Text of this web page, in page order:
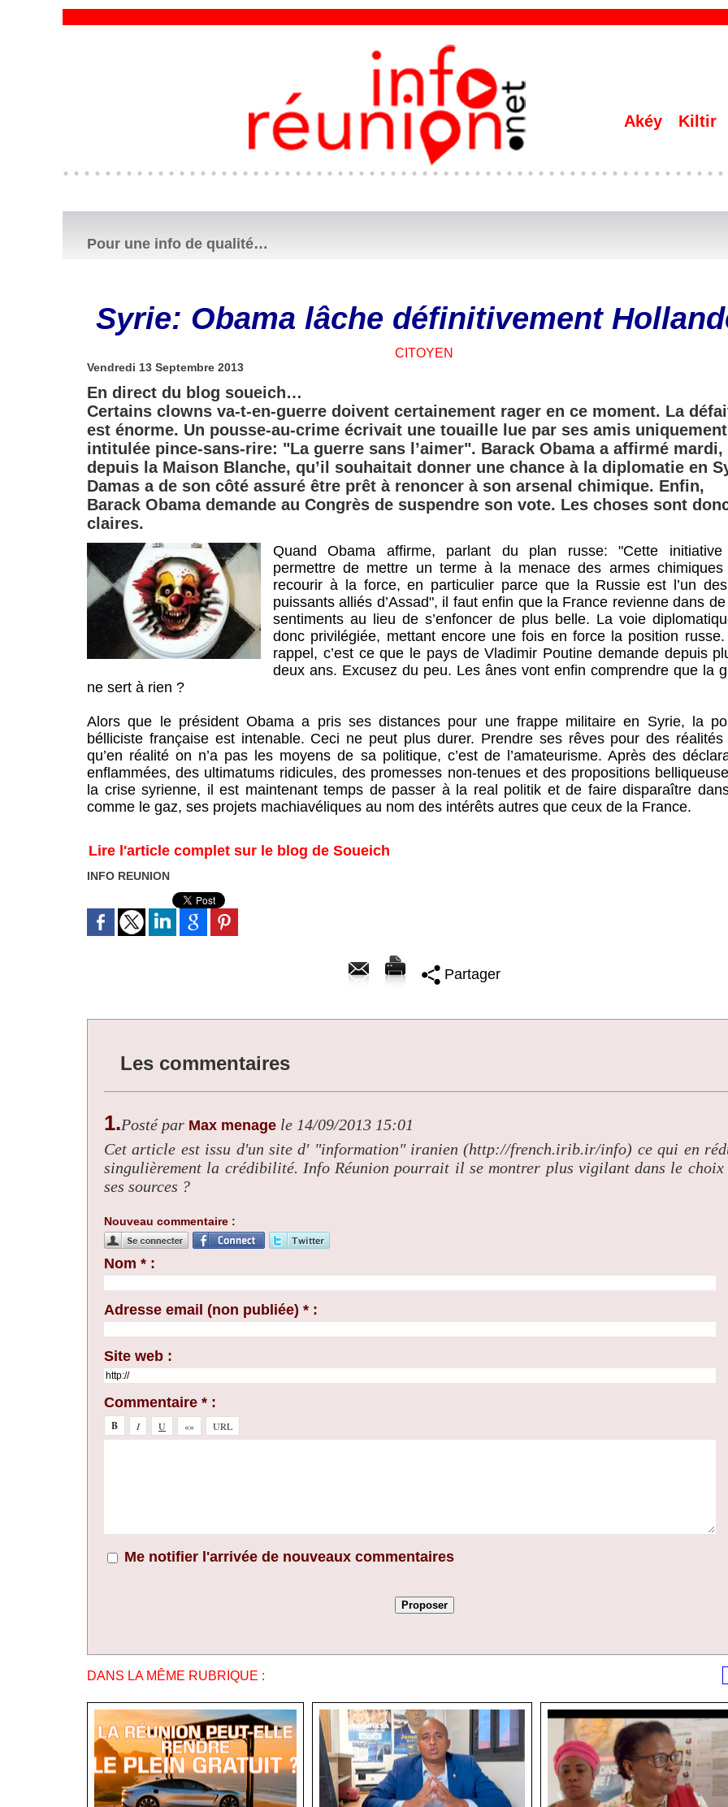
Akéy Kiltir
Pour une info de qualité…
Syrie: Obama lâche définitivement
CITOYEN
Vendredi 13 Septembre 2013
En direct du blog soueich…
Certains clowns va-t-en-guerre doivent certainement rager en ce moment. La
est énorme. Un pousse-au-crime écrivait une touaille lue par ses amis
intitulée pince-sans-rire: "La guerre sans l’aimer". Barack Obama a affirmé mardi,
depuis la Maison Blanche, qu’il souhaitait donner une chance à la diplomatie en
Damas a de son côté assuré être prêt à renoncer à son arsenal chimique. Enfin,
Barack Obama demande au Congrès de suspendre son vote. Les choses sont
claires.
Quand Obama affirme, parlant du plan russe: "Cette initiative
permettre de mettre un terme à la menace des armes chimiques
recourir à la force, en particulier parce que la Russie est l’un
puissants alliés d’Assad", il faut enfin que la France revienne dans
sentiments au lieu de s’enfoncer de plus belle. La voie
donc privilégiée, mettant encore une fois en force la position
rappel, c’est ce que le pays de Vladimir Poutine demande depuis
deux ans. Excusez du peu. Les ânes vont enfin comprendre que la
ne sert à rien ?
Alors que le président Obama a pris ses distances pour une frappe militaire en Syrie, la
bélliciste française est intenable. Ceci ne peut plus durer. Prendre ses rêves pour des réalités
qu’en réalité on n’a pas les moyens de sa politique, c’est de l’amateurisme. Après des
enflammées, des ultimatums ridicules, des promesses non-tenues et des propositions
la crise syrienne, il est maintenant temps de passer à la real politik et de faire disparaître dans
comme le gaz, ses projets machiavéliques au nom des intérêts autres que ceux de la France.
Lire l'article complet sur le blog de Soueich
INFO REUNION
Partager
Les commentaires
1.Posté par Max menage le 14/09/2013 15:01
Cet article est issu d'un site d' "information" iranien (http://french.irib.ir/info) ce qui en
singulièrement la crédibilité. Info Réunion pourrait il se montrer plus vigilant dans le choix
ses sources ?
Nouveau commentaire :
Nom * :
Adresse email (non publiée) * :
Site web :
Commentaire * :
Me notifier l'arrivée de nouveaux commentaires
DANS LA MÊME RUBRIQUE :